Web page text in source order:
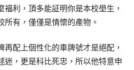
福利，頂多能証明你是本校壆生，
所有，僅僅是情懷的產物。
配上個性化的車牌號才是絕配，
迷，更是科比死忠，所以他特意申